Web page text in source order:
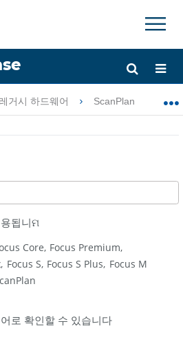
×
소
거시 하드웨어 ScanPlan
Core Focus Premium
Focus S Focus S Plus Focus M